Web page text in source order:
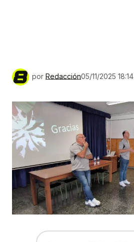
por Redacción05/11/2025 18:14